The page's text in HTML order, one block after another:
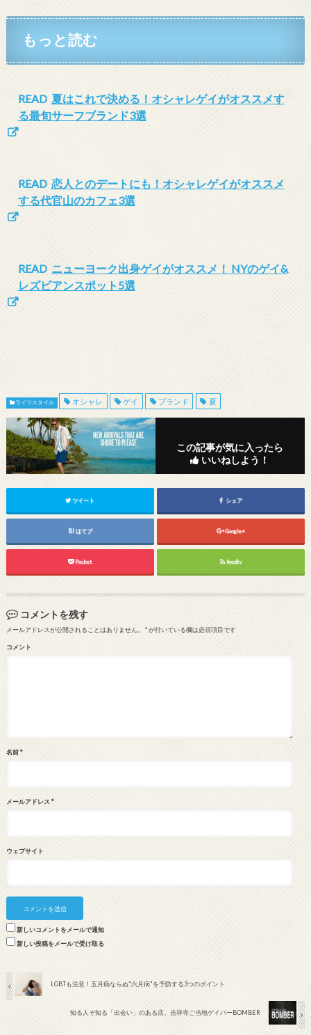
もっと読む
READ 夏はこれで決める！オシャレゲイがオススメす
る最旬サーフブランド3選
READ 恋人とのデートにも！オシャレゲイがオススメ
する代官山のカフェ3選
READ ニューヨーク出身ゲイがオススメ！ NYのゲイ&
レズビアンスポット5選
ライフスタイル オシャレ ゲイ ブランド 夏
この記事が気に入ったら
いいねしよう！
ツイート シェア
はてブ Google+
Pocket feedly
コメントを残す
メールアドレスが公開されることはありません。 *が付いている欄は必須項目です
コメント
名前 *
メールアドレス *
ウェブサイト
新しいコメントをメールで通知
新しい投稿をメールで受け取る
LGBTも注意！五月病ならぬ"六月病"を予防する3つのポイント
知る人ぞ知る「出会い」のある店。吉祥寺ご当地ゲイバーBOMBER